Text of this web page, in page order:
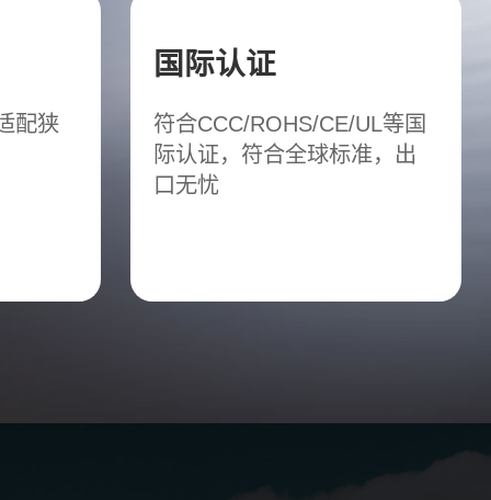
配狭
国际认证
符合CCC/ROHS/CE/UL等国
际认证，符合全球标准，出
口无忧